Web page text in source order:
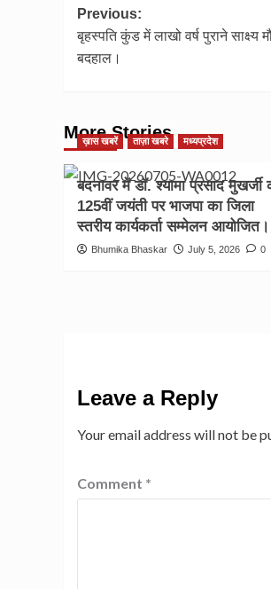
Post
navigation
Previous:
बृहस्पति कुंड में लाखो वर्ष पुराने साक्ष्य
बदहाल।
More Stories
ख़ास खबरें ताज़ा खबरे मध्यप्रदेश
बदनावर में डॉ. श्यामा प्रसाद मुखर्जी
125वीं जयंती पर भाजपा का जिला
स्तरीय कार्यकर्ता सम्मेलन आयोजित।
Bhumika Bhaskar July 5, 2026 0
Leave a Reply
Your email address will not be
Comment *